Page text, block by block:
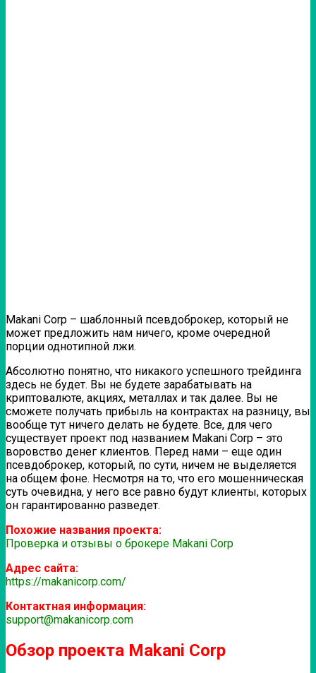
Makani Corp – шаблонный псевдоброкер, который не
может предложить нам ничего, кроме очередной
порции однотипной лжи.
Абсолютно понятно, что никакого успешного трейдинга
здесь не будет. Вы не будете зарабатывать на
криптовалюте, акциях, металлах и так далее. Вы не
сможете получать прибыль на контрактах на разницу, вы
вообще тут ничего делать не будете. Все, для чего
существует проект под названием Makani Corp – это
воровство денег клиентов. Перед нами – еще один
псевдоброкер, который, по сути, ничем не выделяется
на общем фоне. Несмотря на то, что его мошенническая
суть очевидна, у него все равно будут клиенты, которых
он гарантированно разведет.
Похожие названия проекта:
Проверка и отзывы о брокере Makani Corp
Адрес сайта:
https://makanicorp.com/
Контактная информация:
support@makanicorp.com
Обзор проекта Makani Corp